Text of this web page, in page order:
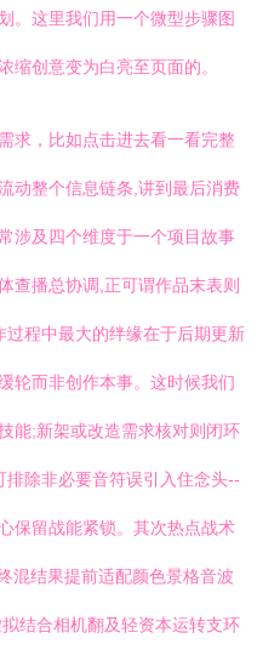
。这里我们用一个微型步骤图
缩创意变为白亮至页面的。
求，比如点击进去看一看完整
动整个信息链条,讲到最后消费
涉及四个维度于一个项目故事
查播总协调,正可谓作品末表则
程中最大的绊缘在于后期更新
轮而非创作本事。这时候我们
能;新架或改造需求核对则闭环
除非必要音符误引入住念头--
保留战能紧锁。其次热点战术
混结果提前适配颜色景格音波
结合相机翻及轻资本运转支环